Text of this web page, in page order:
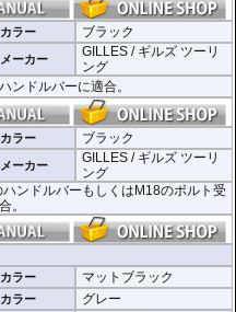
となり、ワンポイントアクセントと
カラー ブラック
メーカー
GILLES / ギルズ ツーリ
ング
ンドルバーに適合。
カラー ブラック
メーカー
GILLES / ギルズ ツーリ
ング
ンドルバーもしくはM18のボルト受
。
カラー マットブラック
カラー グレー